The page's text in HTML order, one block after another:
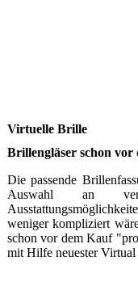
Virtuelle Brille
Brillengläser schon vor
Die passende
Auswahl an
weniger kompliziert
schon vor dem Kauf
mit Hilfe neuester